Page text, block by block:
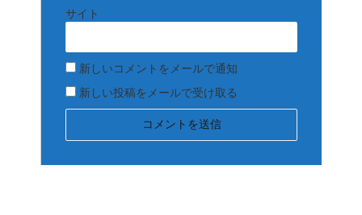
サイト
新しいコメントをメールで通知
新しい投稿をメールで受け取る